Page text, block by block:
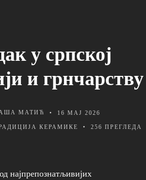
у српској
и грнчарству
МАТИЋ 16 МАЈ 2026
КЕРАМИКЕ 256 ПРЕГЛЕДA
најпрепознатљивијих